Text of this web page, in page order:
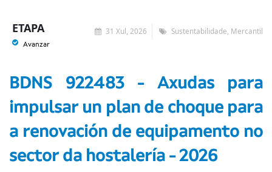
31 Xul, 2026 Sustentabilidade, Mercantil
ETAPA
Avanzar
BDNS 922483 - Axudas para
impulsar un plan de choque para
a renovación de equipamento no
sector da hostalería - 2026